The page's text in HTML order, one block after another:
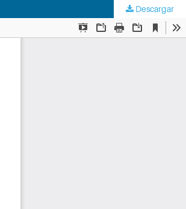
Descargar